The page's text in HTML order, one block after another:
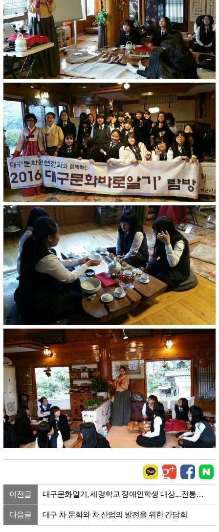
이전글
대구문화알기, 세명학교 장애인학생 대상....전통다
도체험, 모명제 탐방
다음글
대구 차 문화와 차 산업의 발전을 위한 간담회